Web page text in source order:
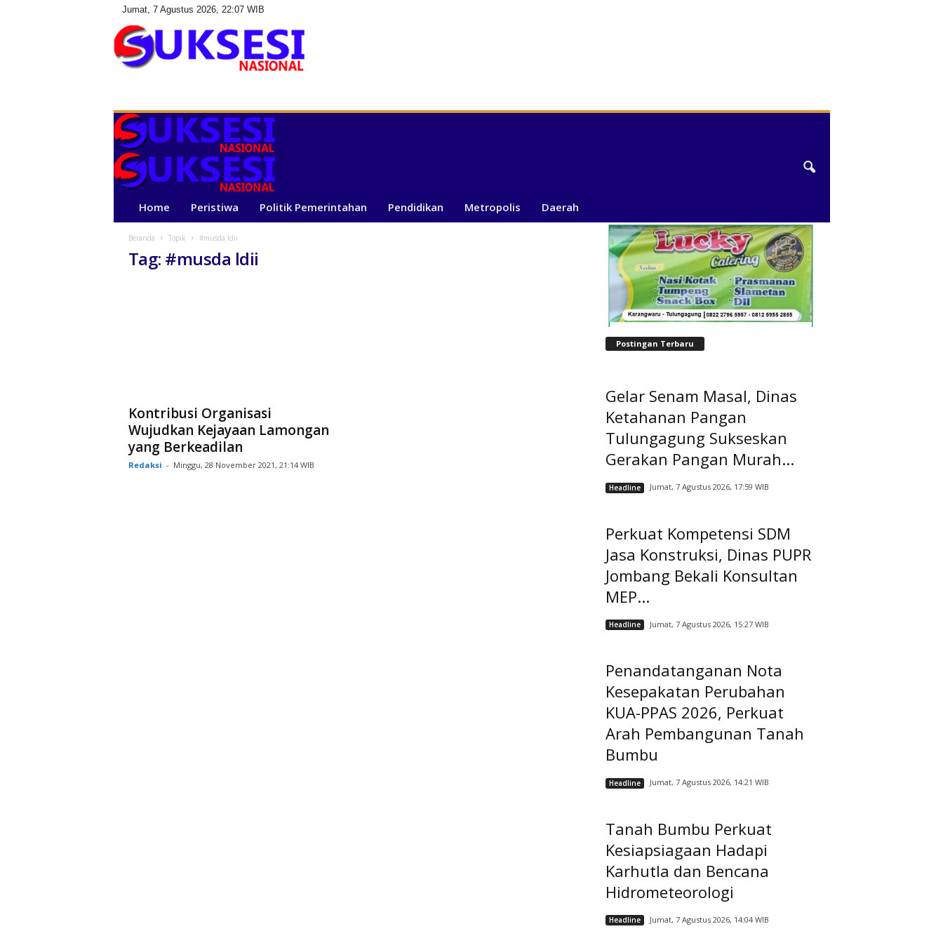
Jumat, 7 Agustus 2026, 22:07 WIB
s
e
i
N
i
Home Peristiwa Politik Pemerintahan Pendidikan Metropolis Daerah
Beranda Topik #musda ldii
Tag: #musda ldii
Kontribusi Organisasi
Wujudkan Kejayaan Lamongan
yang Berkeadilan
Redaksi - Minggu, 28 November 2021, 21:14 WIB
Postingan Terbaru
Gelar Senam Masal, Dinas
Ketahanan Pangan
Tulungagung Sukseskan
Gerakan Pangan Murah...
Headline Jumat, 7 Agustus 2026, 17:59 WIB
Perkuat Kompetensi SDM
Jasa Konstruksi, Dinas PUPR
Jombang Bekali Konsultan
MEP...
Headline Jumat, 7 Agustus 2026, 15:27 WIB
Penandatanganan Nota
Kesepakatan Perubahan
KUA-PPAS 2026, Perkuat
Arah Pembangunan Tanah
Bumbu
Headline Jumat, 7 Agustus 2026, 14:21 WIB
Tanah Bumbu Perkuat
Kesiapsiagaan Hadapi
Karhutla dan Bencana
Hidrometeorologi
Headline Jumat, 7 Agustus 2026, 14:04 WIB